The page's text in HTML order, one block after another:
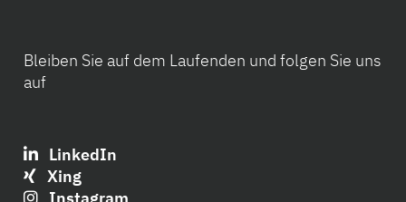
Bleiben Sie auf dem Laufenden und folgen Sie uns
auf
LinkedIn
Xing